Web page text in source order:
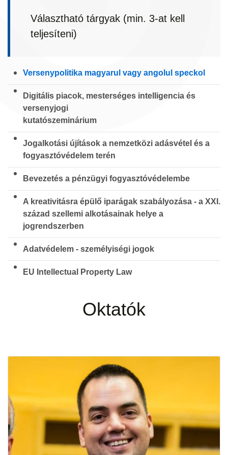
Választható tárgyak (min. 3-at kell
teljesíteni)
Versenypolitika magyarul vagy angolul speckol
Digitális piacok, mesterséges intelligencia és
versenyjogi
kutatószeminárium
Jogalkotási újítások a nemzetközi adásvétel és a
fogyasztóvédelem terén
Bevezetés a pénzügyi fogyasztóvédelembe
A kreativitásra épülő iparágak szabályozása - a XXI.
század szellemi alkotásainak helye a
jogrendszerben
Adatvédelem - személyiségi jogok
EU Intellectual Property Law
Oktatók